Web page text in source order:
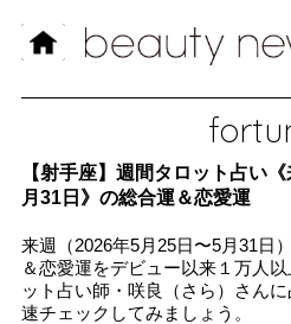
【射手座】週間タロット占い
月31日》の総合運＆恋愛運
来週（2026年5月25日〜5月31日
＆恋愛運をデビュー以来１万人
ット占い師・咲良（さら）さん
速チェックしてみましょう。